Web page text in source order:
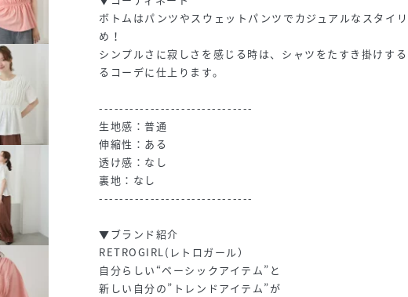
ボトムはパンツやスウェットパンツでカジュアルなスタイ
め！
シンプルさに寂しさを感じる時は、シャツをたすき掛けす
るコーデに仕上ります。
------------------------------
生地感：普通
伸縮性：ある
透け感：なし
裏地：なし
------------------------------
▼ブランド紹介
RETROGIRL(レトロガール）
自分らしい“ベーシックアイテム”と
新しい自分の”トレンドアイテム”が